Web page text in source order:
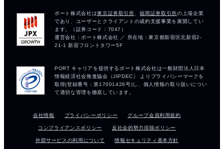
会社情報 プライバシーポリシー グループ会員利用規約
コンプライアンスポリシー 反社会的勢力排除ポリシー
外部サービスの利用について 情報セキュリティ基本方針